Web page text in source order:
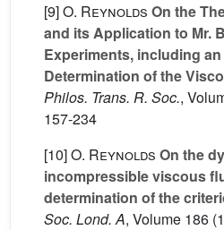
[9]O. Reynolds On the
and its Application to Mr.
Experiments, including
Determination of the
Philos. Trans. R. Soc.,
157-234
[10]O. Reynolds On the
incompressible viscous
determination of the
Soc. Lond. A, Volume 186